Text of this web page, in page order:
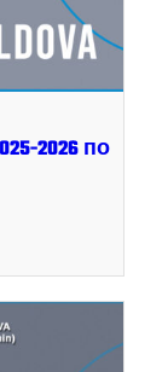
2026 по